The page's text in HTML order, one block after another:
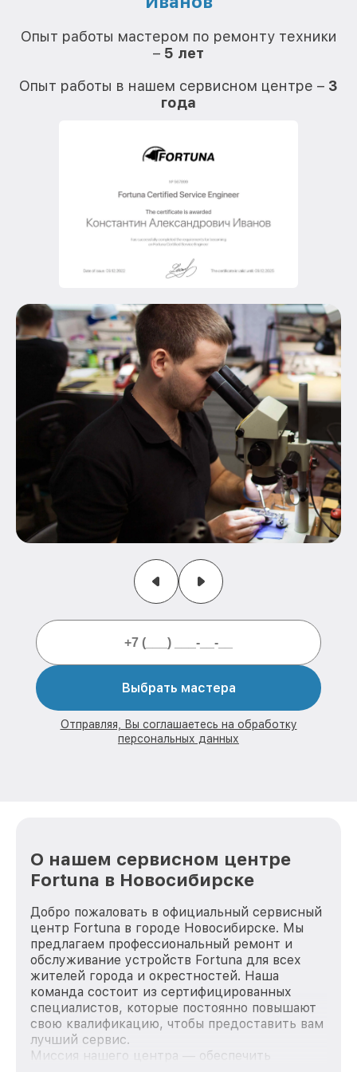
Опыт работы мастером по ремонту техники
– 5 лет
Опыт работы в нашем сервисном центре – 3
года
Выбрать мастера
Отправляя, Вы соглашаетесь на обработку
персональных данных
О нашем сервисном центре
Fortuna в Новосибирске
Добро пожаловать в официальный сервисный
центр Fortuna в городе Новосибирске. Мы
предлагаем профессиональный ремонт и
обслуживание устройств Fortuna для всех
жителей города и окрестностей. Наша
команда состоит из сертифицированных
специалистов, которые постоянно повышают
свою квалификацию, чтобы предоставить вам
лучший сервис.
Миссия нашего центра — обеспечить